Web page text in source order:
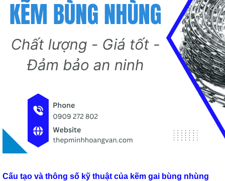
Cấu tạo và thông số kỹ thuật của kẽm gai bùng nhùng